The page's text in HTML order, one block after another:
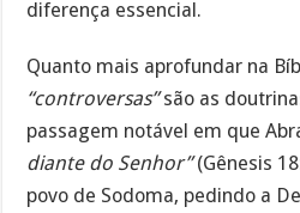
diferença essencial.
Quanto mais aprofundar na
“controversas”são as
passagem notável em que
diante do Senhor”(Gênesis
povo de Sodoma, pedindo a